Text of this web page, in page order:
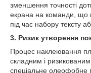
зменшення точності
екрана на команди, що
під час набору тексту
3. Ризик утворення
Процес наклеювання
складним і
спеціальне олеофобне